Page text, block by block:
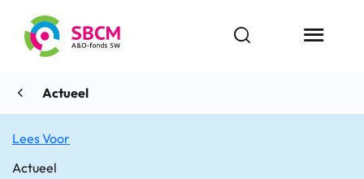
inhoud
Open zoekbalk
Menu
Actueel
Lees Voor
Actueel